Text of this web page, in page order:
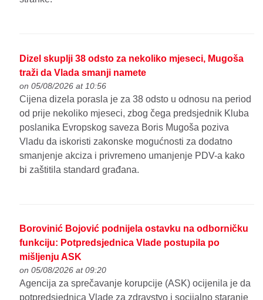
Dizel skuplji 38 odsto za nekoliko mjeseci, Mugoša
traži da Vlada smanji namete
on 05/08/2026 at 10:56
Cijena dizela porasla je za 38 odsto u odnosu na period
od prije nekoliko mjeseci, zbog čega predsjednik Kluba
poslanika Evropskog saveza Boris Mugoša poziva
Vladu da iskoristi zakonske mogućnosti za dodatno
smanjenje akciza i privremeno umanjenje PDV-a kako
bi zaštitila standard građana.
Borovinić Bojović podnijela ostavku na odborničku
funkciju: Potpredsjednica Vlade postupila po
mišljenju ASK
on 05/08/2026 at 09:20
Agencija za sprečavanje korupcije (ASK) ocijenila je da
potpredsjednica Vlade za zdravstvo i socijalno staranje